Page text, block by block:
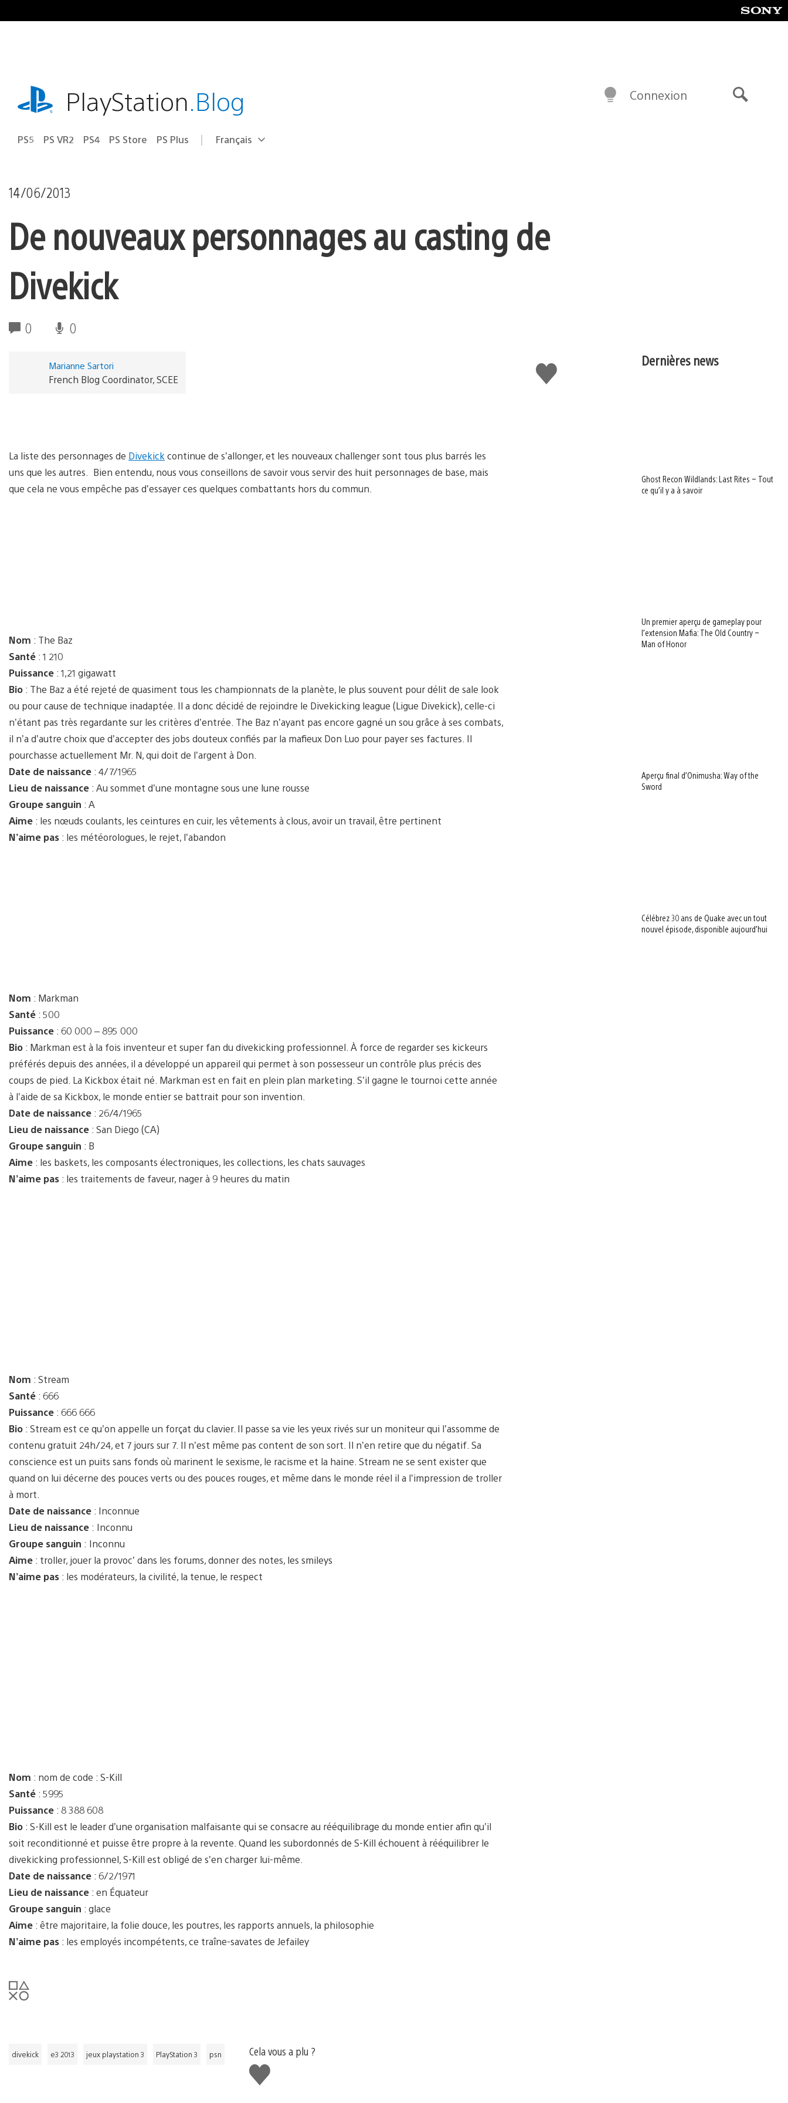
au
playstation.comPlayStation.Blog
PS5 PS VR2 PS4 PS Store PS Plus Choisir
Région
Français
Connexion
14/06/2013
De nouveaux personnages au casting de
Divekick
0 0
J'aime
Marianne Sartori
French Blog Coordinator, SCEE
La liste des personnages de Divekick continue de s’allonger, et les nouveaux challenger sont tous plus barrés les
uns que les autres. Bien entendu, nous vous conseillons de savoir vous servir des huit personnages de base, mais
que cela ne vous empêche pas d’essayer ces quelques combattants hors du commun.
Nom : The Baz
Santé : 1 210
Puissance : 1,21 gigawatt
Bio : The Baz a été rejeté de quasiment tous les championnats de la planète, le plus souvent pour délit de sale look
ou pour cause de technique inadaptée. Il a donc décidé de rejoindre le Divekicking league (Ligue Divekick), celle-ci
n’étant pas très regardante sur les critères d’entrée. The Baz n’ayant pas encore gagné un sou grâce à ses combats,
il n’a d’autre choix que d’accepter des jobs douteux confiés par la mafieux Don Luo pour payer ses factures. Il
pourchasse actuellement Mr. N, qui doit de l’argent à Don.
Date de naissance : 4/7/1965
Lieu de naissance : Au sommet d’une montagne sous une lune rousse
Groupe sanguin : A
Aime : les nœuds coulants, les ceintures en cuir, les vêtements à clous, avoir un travail, être pertinent
N’aime pas : les météorologues, le rejet, l’abandon
Nom : Markman
Santé : 500
Puissance : 60 000 – 895 000
Bio : Markman est à la fois inventeur et super fan du divekicking professionnel. À force de regarder ses kickeurs
préférés depuis des années, il a développé un appareil qui permet à son possesseur un contrôle plus précis des
coups de pied. La Kickbox était né. Markman est en fait en plein plan marketing. S’il gagne le tournoi cette année
à l’aide de sa Kickbox, le monde entier se battrait pour son invention.
Date de naissance : 26/4/1965
Lieu de naissance : San Diego (CA)
Groupe sanguin : B
Aime : les baskets, les composants électroniques, les collections, les chats sauvages
N’aime pas : les traitements de faveur, nager à 9 heures du matin
Nom : Stream
Santé : 666
Puissance : 666 666
Bio : Stream est ce qu’on appelle un forçat du clavier. Il passe sa vie les yeux rivés sur un moniteur qui l’assomme de
contenu gratuit 24h/24, et 7 jours sur 7. Il n’est même pas content de son sort. Il n’en retire que du négatif. Sa
conscience est un puits sans fonds où marinent le sexisme, le racisme et la haine. Stream ne se sent exister que
quand on lui décerne des pouces verts ou des pouces rouges, et même dans le monde réel il a l’impression de troller
à mort.
Date de naissance : Inconnue
Lieu de naissance : Inconnu
Groupe sanguin : Inconnu
Aime : troller, jouer la provoc’ dans les forums, donner des notes, les smileys
N’aime pas : les modérateurs, la civilité, la tenue, le respect
Nom : nom de code : S-Kill
Santé : 5995
Puissance : 8 388 608
Bio : S-Kill est le leader d’une organisation malfaisante qui se consacre au rééquilibrage du monde entier afin qu’il
soit reconditionné et puisse être propre à la revente. Quand les subordonnés de S-Kill échouent à rééquilibrer le
divekicking professionnel, S-Kill est obligé de s’en charger lui-même.
Date de naissance : 6/2/1971
Lieu de naissance : en Équateur
Groupe sanguin : glace
Aime : être majoritaire, la folie douce, les poutres, les rapports annuels, la philosophie
N’aime pas : les employés incompétents, ce traîne-savates de Jefailey
divekick e3 2013 jeux playstation 3 PlayStation 3 psn
Cela vous a plu ?
J'aime
Dernières news
Ghost Recon Wildlands: Last Rites – Tout
ce qu’il y a à savoir
Un premier aperçu de gameplay pour
l’extension Mafia: The Old Country –
Man of Honor
Aperçu final d’Onimusha: Way of the
Sword
Célébrez 30 ans de Quake avec un tout
nouvel épisode, disponible aujourd’hui